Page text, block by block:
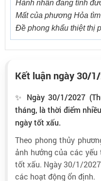
Hành nhân đang tính
Mất của phương Hỏa
Đề phong khẩu thiệt thị
Kết luận ngày 30/
✨ Ngày 30/1/2027
tháng, là thời điểm
ngày tốt xấu.
Theo phong thủy
ảnh hưởng của các
tốt xấu. Ngày 30/1/
các hoạt động ổn định.